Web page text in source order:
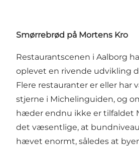
Smørrebrød på Mortens Kro
Restaurantscenen i Aalborg
oplevet en rivende udvikling
Flere restauranter er eller har
stjerne i Michelinguiden, og
hæder endnu ikke er tilfaldet
det væsentlige, at
hævet enormt, således at